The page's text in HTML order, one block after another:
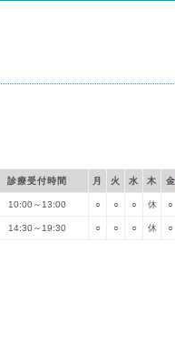
診療受付時間 月 火 水 木 金
10:00～13:00 ○ ○ ○ 休 ○
14:30～19:30 ○ ○ ○ 休 ○